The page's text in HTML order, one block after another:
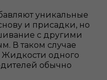
уникальные
и присадки, но
с другими
В таком случае
Жидкости одного
обычно